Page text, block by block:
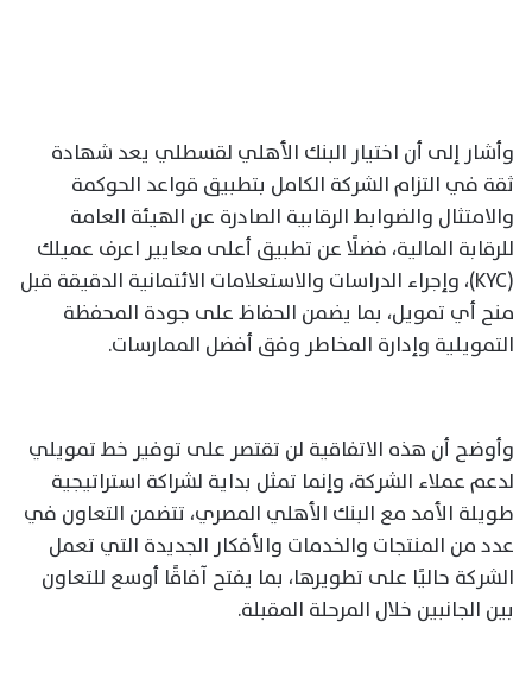
وأشار إلى أن اختيار البنك الأهلي لقسطلي يعد شهادة
ثقة في التزام الشركة الكامل بتطبيق قواعد الحوكمة
والامتثال والضوابط الرقابية الصادرة عن الهيئة العامة
للرقابة المالية، فضلًا عن تطبيق أعلى معايير اعرف عميلك
(KYC)، وإجراء الدراسات والاستعلامات الائتمانية الدقيقة قبل
منح أي تمويل، بما يضمن الحفاظ على جودة المحفظة
التمويلية وإدارة المخاطر وفق أفضل الممارسات.
وأوضح أن هذه الاتفاقية لن تقتصر على توفير خط تمويلي
لدعم عملاء الشركة، وإنما تمثل بداية لشراكة استراتيجية
طويلة الأمد مع البنك الأهلي المصري، تتضمن التعاون في
عدد من المنتجات والخدمات والأفكار الجديدة التي تعمل
الشركة حاليًا على تطويرها، بما يفتح آفاقًا أوسع للتعاون
بين الجانبين خلال المرحلة المقبلة.